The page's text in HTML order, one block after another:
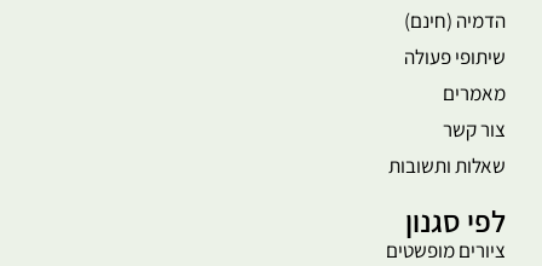
הדמיה (חינם)
שיתופי פעולה
מאמרים
צור קשר
שאלות ותשובות
לפי סגנון
ציורים מופשטים